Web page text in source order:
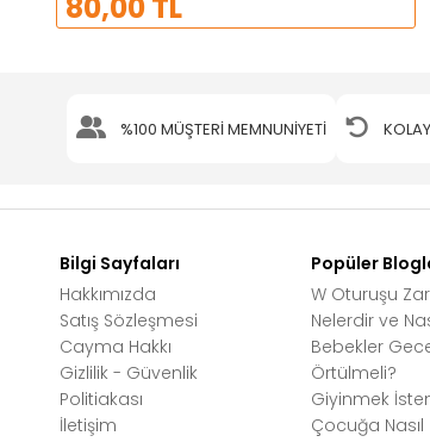
80,00 TL
%100 MÜŞTERİ MEMNUNİYETİ
Bilgi Sayfaları
Hakkımızda
Satış Sözleşmesi
Cayma Hakkı
Gizlilik - Güvenlik
Politiakası
İletişim
Popüler
W Oturuşu
Nelerdir ve
Bebekler
Örtülmeli?
Giyinmek
Çocuğa Nasıl